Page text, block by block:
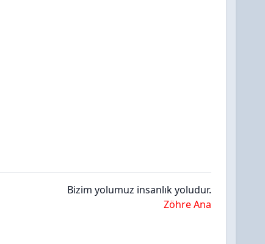
Bizim yolumuz insanlık yoludur.
Zöhre Ana